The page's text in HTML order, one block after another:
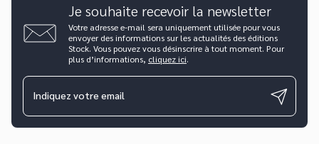
Je souhaite recevoir la newsletter
Votre adresse e-mail sera uniquement utilisée pour vous
envoyer des informations sur les actualités des éditions
Stock. Vous pouvez vous désinscrire à tout moment. Pour
plus d’informations, cliquez ici.
Indiquez votre email